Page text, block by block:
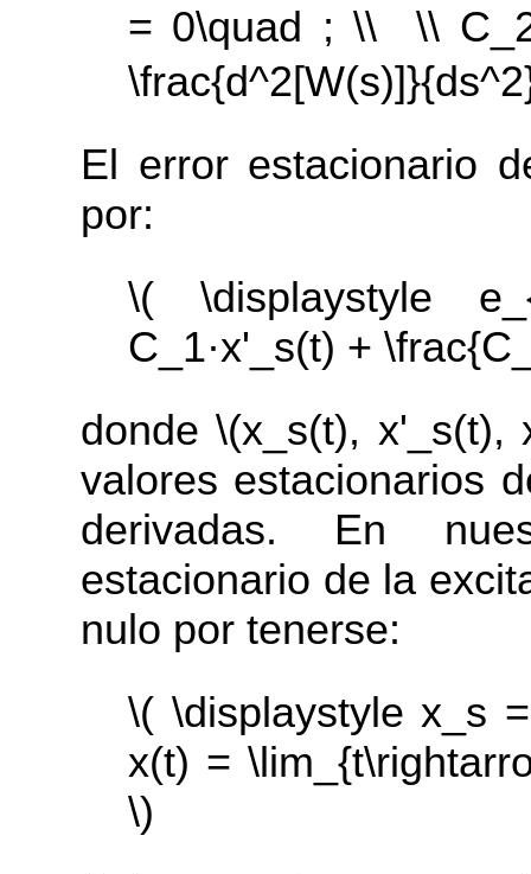
= 0\quad ; \\  \\
El error estacionario
por:
\( \displaystyle
C_1·x'_s(t) +
donde \(x_s(t), x'_s(t),
valores estacionarios
derivadas. En
estacionario de la
nulo por tenerse:
\( \displaystyle x_s
x(t) =
\)